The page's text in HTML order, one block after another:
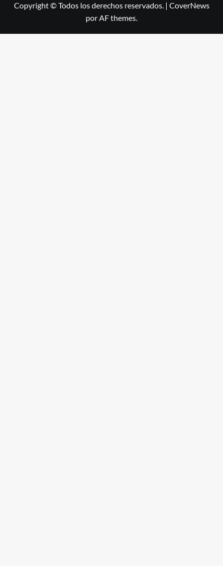
Copyright © Todos los derechos reservados. | CoverNews
por AF themes.